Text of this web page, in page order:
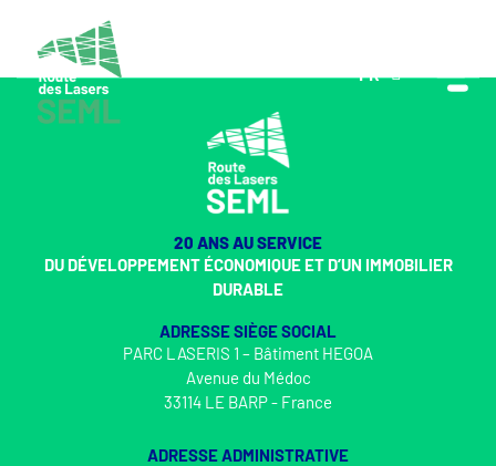
FR
EN
20 ANS AU SERVICE
DU DÉVELOPPEMENT ÉCONOMIQUE ET D’UN IMMOBILIER
DURABLE
ADRESSE SIÈGE SOCIAL
PARC LASERIS 1 – Bâtiment HEGOA
Avenue du Médoc
33114 LE BARP - France
ADRESSE ADMINISTRATIVE